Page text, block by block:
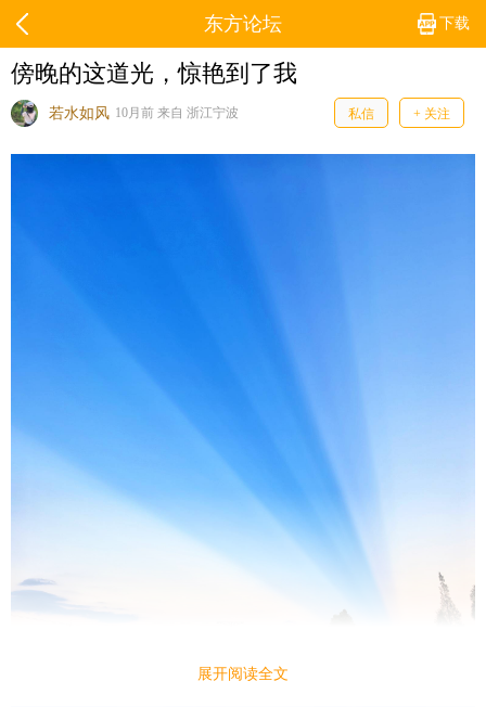
下载
东方论坛
傍晚的这道光，惊艳到了我
若水如风 10月前 来自 浙江宁波 私信 + 关注
展开阅读全文